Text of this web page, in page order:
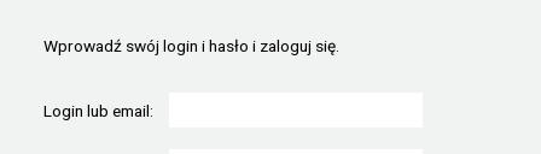
Wprowadź swój login i hasło i zaloguj się.
Login lub email: